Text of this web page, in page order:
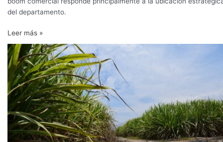
del departamento.
Leer más »
Los
ingenios
azucareros
donarán
250,000
litros
de
alcohol
ante